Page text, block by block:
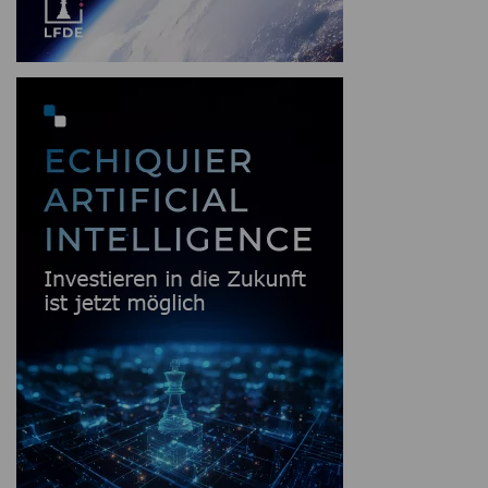
weiterhin Raketenangriffe aus, die Spannungen in
den anderen Golfstaaten verschärfen sich und
vor allem bleibt die Straße von Hormus
weitgehend unpassierbar.
Genau darin liegt der entscheidende Punkt.
Unabhängig davon, wie sehr der US-Präsident
von seiner Drohung gegen die iranische
Infrastruktur abrückt und wie positiv er den
Verlauf der Verhandlungen darstellt, werden die
Märkte erst durch eine offizielle Wiederöffnung
der Straße von Hormus nachhaltig beruhigt
werden können.
Die Realität setzt sich durch